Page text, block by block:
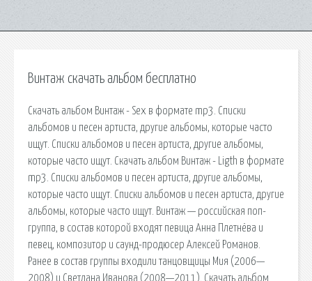
Винтаж скачать альбом бесплатно
Скачать альбом Винтаж - Sex в формате mp3. Списки
альбомов и песен артиста, другие альбомы, которые часто
ищут. Списки альбомов и песен артиста, другие альбомы,
которые часто ищут. Скачать альбом Винтаж - Ligth в формате
mp3. Списки альбомов и песен артиста, другие альбомы,
которые часто ищут. Списки альбомов и песен артиста, другие
альбомы, которые часто ищут. Винтаж — российская поп-
группа, в состав которой входят певица Анна Плетнёва и
певец, композитор и саунд-продюсер Алексей Романов.
Ранее в состав группы входили танцовщицы Мия (2006—
2008) и Светлана Иванова (2008—2011). Скачать альбом